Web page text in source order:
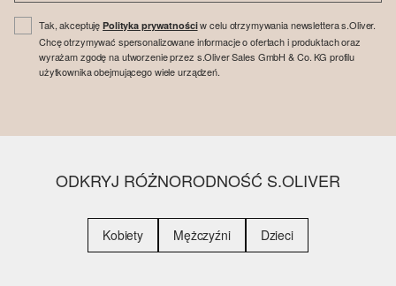
Tak, akceptujęPolityka prywatnościw celu otrzymywania newslettera s.Oliver.
Chcę otrzymywać spersonalizowane informacje o ofertach i produktach oraz
wyrażam zgodę na utworzenie przez s.Oliver Sales GmbH & Co. KG profilu
użytkownika obejmującego wiele urządzeń.
ODKRYJ RÓŻNORODNOŚĆ S.OLIVER
Kobiety Mężczyźni Dzieci